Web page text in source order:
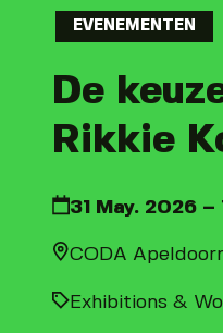
EVENEMENTEN
De
Rikkie
31 May. 2026 –
CODA
Exhibitions &